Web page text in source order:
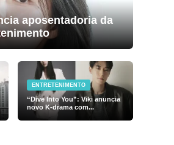
aposentadoria da
ENTRETENIMENTO
“Dive Into You”: Viki anuncia
novo K-drama com...